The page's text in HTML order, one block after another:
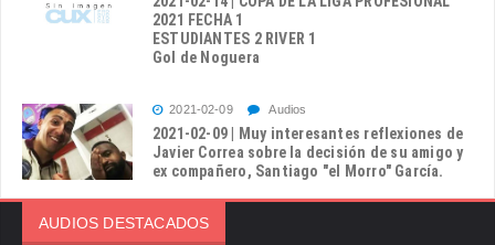
2021 FECHA 1
ESTUDIANTES 2 RIVER 1
Gol de Noguera
2021-02-09 Audios
2021-02-09 | Muy interesantes reflexiones de
Javier Correa sobre la decisión de su amigo y
ex compañero, Santiago "el Morro" García.
AUDIOS DESTACADOS